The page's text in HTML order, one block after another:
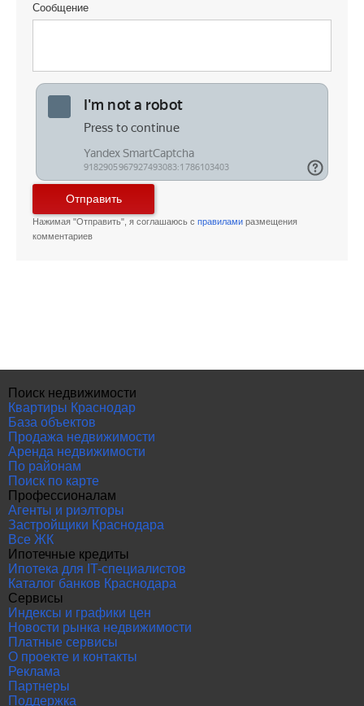
Сообщение
Отправить
Нажимая "Отправить", я соглашаюсь с правилами размещения
комментариев
Поиск недвижимости
Квартиры Краснодар
База объектов
Продажа недвижимости
Аренда недвижимости
По районам
Поиск по карте
Профессионалам
Агенты и риэлторы
Застройщики Краснодара
Все ЖК
Ипотечные кредиты
Ипотека для IT-специалистов
Каталог банков Краснодара
Сервисы
Индексы и графики цен
Новости рынка недвижимости
Платные сервисы
О проекте и контакты
Реклама
Партнеры
Поддержка